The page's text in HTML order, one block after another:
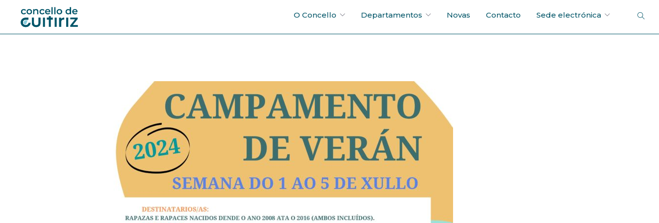
O Concello Departamentos Novas Contacto Sede electrónica